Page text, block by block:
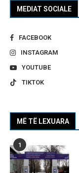
MEDIAT SOCIALE
FACEBOOK
INSTAGRAM
YOUTUBE
TIKTOK
MË TË LEXUARA
1